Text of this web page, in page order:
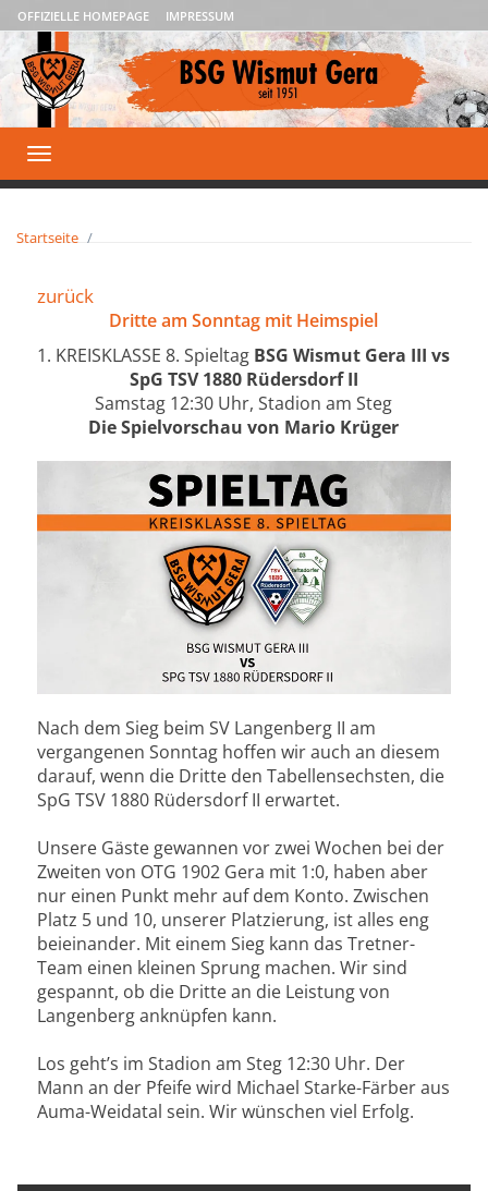
OFFIZIELLE HOMEPAGE IMPRESSUM
Toggle
navigation
Startseite
zurück
Dritte am Sonntag mit Heimspiel
1. KREISKLASSE 8. Spieltag BSG Wismut Gera III vs
SpG TSV 1880 Rüdersdorf II
Samstag 12:30 Uhr, Stadion am Steg
Die Spielvorschau von Mario Krüger
Nach dem Sieg beim SV Langenberg II am
vergangenen Sonntag hoffen wir auch an diesem
darauf, wenn die Dritte den Tabellensechsten, die
SpG TSV 1880 Rüdersdorf II erwartet.
Unsere Gäste gewannen vor zwei Wochen bei der
Zweiten von OTG 1902 Gera mit 1:0, haben aber
nur einen Punkt mehr auf dem Konto. Zwischen
Platz 5 und 10, unserer Platzierung, ist alles eng
beieinander. Mit einem Sieg kann das Tretner-
Team einen kleinen Sprung machen. Wir sind
gespannt, ob die Dritte an die Leistung von
Langenberg anknüpfen kann.
Los geht’s im Stadion am Steg 12:30 Uhr. Der
Mann an der Pfeife wird Michael Starke-Färber aus
Auma-Weidatal sein. Wir wünschen viel Erfolg.